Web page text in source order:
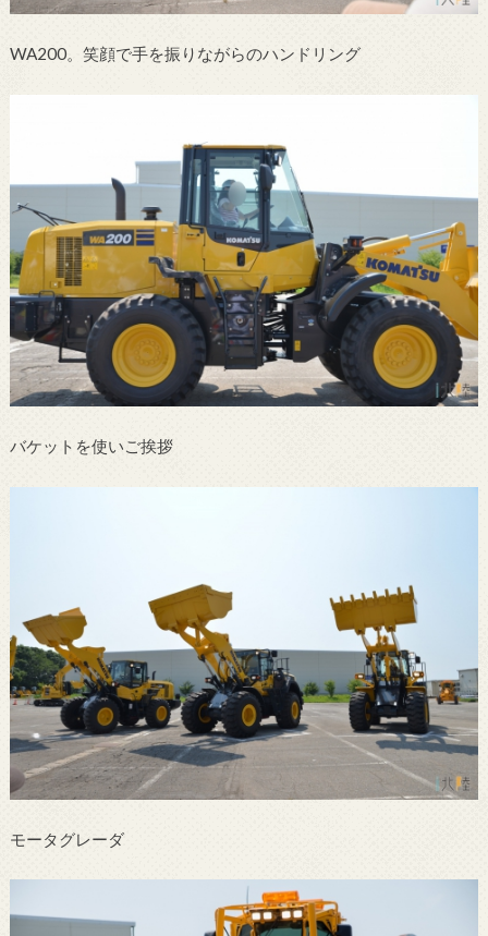
WA200。笑顔で手を振りながらのハンドリング
バケットを使いご挨拶
モータグレーダ